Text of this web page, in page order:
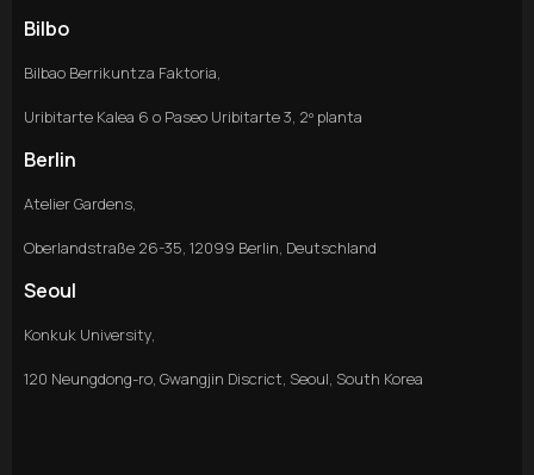
Bilbo
Bilbao Berrikuntza Faktoria,
Uribitarte Kalea 6 o Paseo Uribitarte 3, 2º planta
Berlin
Atelier Gardens,
Oberlandstraße 26-35, 12099 Berlin, Deutschland
Seoul
Konkuk University,
120 Neungdong-ro, Gwangjin Discrict, Seoul, South Korea